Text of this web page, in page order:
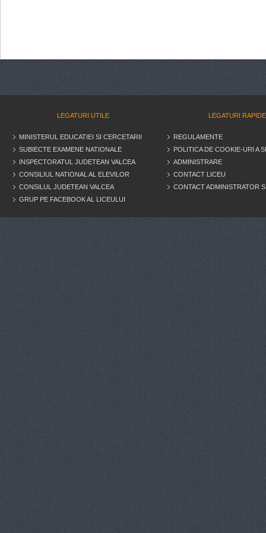
LEGATURI UTILE
MINISTERUL EDUCATIEI SI CERCETARII
SUBIECTE EXAMENE NATIONALE
INSPECTORATUL JUDETEAN VALCEA
CONSILIUL NATIONAL AL ELEVILOR
CONSILUL JUDETEAN VALCEA
GRUP PE FACEBOOK AL LICEULUI
LEGATURI RAPIDE
REGULAMENTE
POLITICA DE COOKIE-URI A
ADMINISTRARE
CONTACT LICEU
CONTACT ADMINISTRATOR